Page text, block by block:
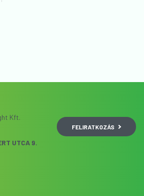
Kft.
UTCA 9.
FELIRATKOZÁS